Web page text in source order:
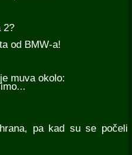
2?
od BMW-a!
muva okolo:
pa kad su se počeli